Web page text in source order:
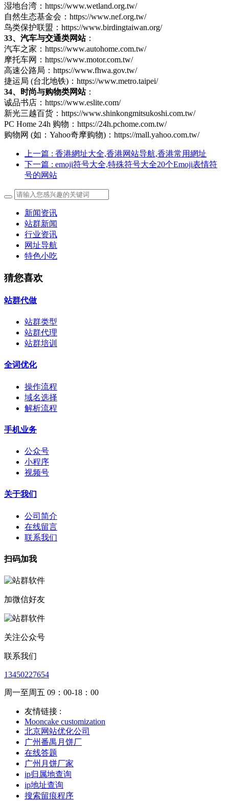
湿地台湾：https://www.wetland.org.tw/
自然生态基金会：https://www.nef.org.tw/
鸟类保护联盟：https://www.birdingtaiwan.org/
33、汽车与交通类网站：
汽车之家：https://www.autohome.com.tw/
摩托车网：https://www.motor.com.tw/
高速公路局：https://www.fhwa.gov.tw/
捷运局 (台北地铁)：https://www.metro.taipei/
34、时尚与购物类网站：
诚品书店：https://www.eslite.com/
新光三越百货：https://www.shinkongmitsukoshi.com.tw/
PC Home 24h 购物：https://24h.pchome.com.tw/
购物网 (如：Yahoo奇摩购物)：https://mall.yahoo.com.tw/
上一篇 : 香港網址大全,香港网站导航,香港常用網址
下一篇 : emoji符号大全,特殊符号大全20个Emoji表情符
号的网站
新闻资讯
站群新闻
行业资讯
网址导航
特色小吃
猜您喜欢
站群代做
站群类型
站群代理
站群培训
全词优化
操作流程
域名选择
解析流程
手机业务
公众号
小程序
视频号
关于我们
公司简介
在线留言
联系我们
扫码加我
加微信好友
关注公众号
联系我们
13450227654
周一至周五 09：00-18：00
友情链接 :
Mooncake customization
北京网站优化公司
广州番禺月饼厂
在线答题
广州月饼厂家
ip归属地查询
ip地址查询
搜索留痕程序